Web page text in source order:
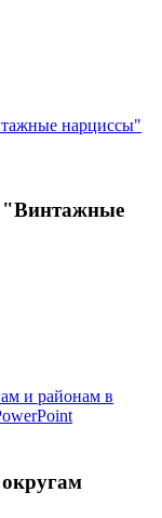
"Винтажные